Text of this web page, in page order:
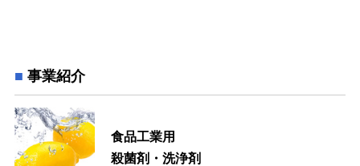
事業紹介
食品工業用
殺菌剤・洗浄剤